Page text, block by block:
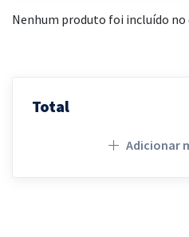
Nenhum produto foi incluído no
Total
Adicionar